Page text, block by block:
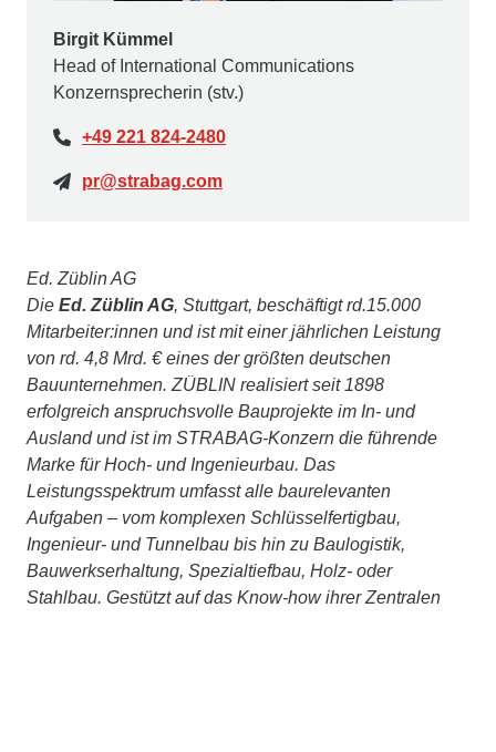
Birgit Kümmel
Head of International Communications
Konzernsprecherin (stv.)
+49 221 824-2480
pr@strabag.com
Ed. Züblin AG
Die Ed. Züblin AG, Stuttgart, beschäftigt rd.15.000
Mitarbeiter:innen und ist mit einer jährlichen Leistung
von rd. 4,8 Mrd. € eines der größten deutschen
Bauunternehmen. ZÜBLIN realisiert seit 1898
erfolgreich anspruchsvolle Bauprojekte im In- und
Ausland und ist im STRABAG-Konzern die führende
Marke für Hoch- und Ingenieurbau. Das
Leistungsspektrum umfasst alle baurelevanten
Aufgaben – vom komplexen Schlüsselfertigbau,
Ingenieur- und Tunnelbau bis hin zu Baulogistik,
Bauwerkserhaltung, Spezialtiefbau, Holz- oder
Stahlbau. Gestützt auf das Know-how ihrer Zentralen